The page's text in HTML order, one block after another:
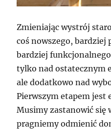
Zmieniając wystrój
coś nowszego, bardziej
bardziej
tylko nad ostatecznym
ale dodatkowo nad
Pierwszym etapem jest
Musimy zastanowić się
pragniemy odmienić